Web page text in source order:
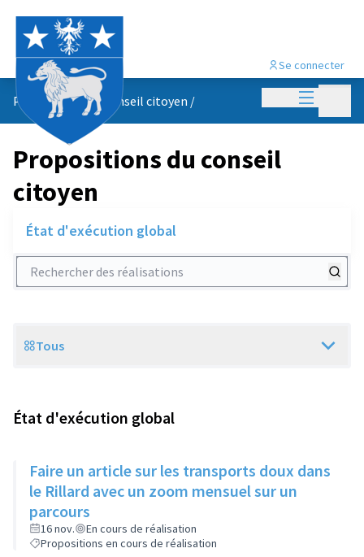
Menu
Se connecter
Propositions du conseil citoyen /
Propositions du conseil
citoyen
État d'exécution global
Rechercher des réalisations
Scope
Tous
État d'exécution global
Faire un article sur les transports doux dans
le Rillard avec un zoom mensuel sur un
parcours
16 nov.
En cours de réalisation
Propositions en cours de réalisation